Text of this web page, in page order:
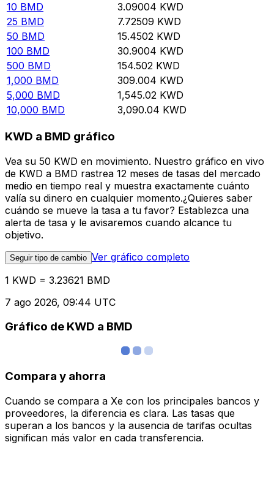
10 BMD 3.09004 KWD
25 BMD 7.72509 KWD
50 BMD 15.4502 KWD
100 BMD 30.9004 KWD
500 BMD 154.502 KWD
1,000 BMD 309.004 KWD
5,000 BMD 1,545.02 KWD
10,000 BMD 3,090.04 KWD
KWD a BMD gráfico
Vea su 50 KWD en movimiento. Nuestro gráfico en vivo
de KWD a BMD rastrea 12 meses de tasas del mercado
medio en tiempo real y muestra exactamente cuánto
valía su dinero en cualquier momento.¿Quieres saber
cuándo se mueve la tasa a tu favor? Establezca una
alerta de tasa y le avisaremos cuando alcance tu
objetivo.
Seguir tipo de cambio Ver gráfico completo
1 KWD = 3.23621 BMD
7 ago 2026, 09:44 UTC
Gráfico de KWD a BMD
Compara y ahorra
Cuando se compara a Xe con los principales bancos y
proveedores, la diferencia es clara. Las tasas que
superan a los bancos y la ausencia de tarifas ocultas
significan más valor en cada transferencia.